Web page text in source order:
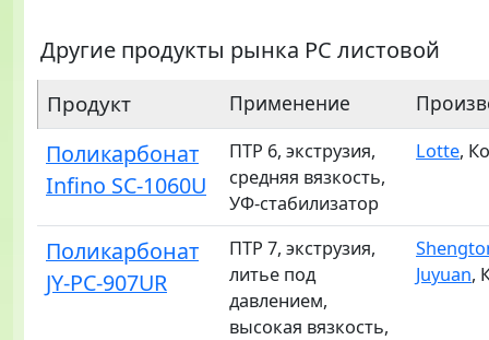
Другие продукты рынка PC листовой
Продукт Применение
Поликарбонат
Infino SC-1060U
ПТР 6, экструзия,
средняя вязкость,
УФ-стабилизатор
Lotte,
Поликарбонат
JY-PC-907UR
ПТР 7, экструзия,
литье под
давлением,
высокая вязкость,
Juyuan,